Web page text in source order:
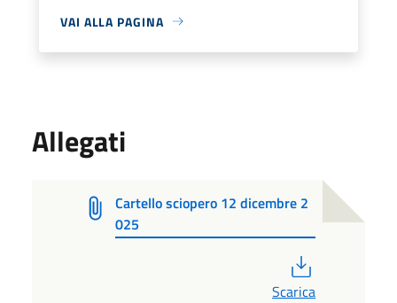
VAI ALLA PAGINA
Allegati
Cartello sciopero 12 dicembre 2
025
Scarica